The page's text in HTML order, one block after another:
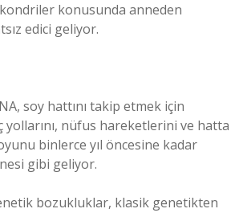
konusunda anneden
edici geliyor.
soy hattını takip etmek için
yollarını, nüfus hareketlerini ve hatta
binlerce yıl öncesine kadar
gibi geliyor.
bozukluklar, klasik genetikten